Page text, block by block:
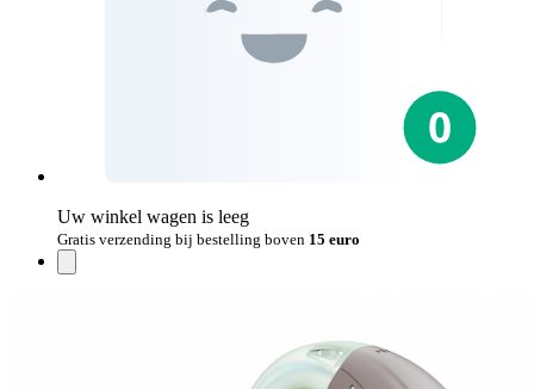
Uw winkel wagen is leeg
Gratis verzending bij bestelling boven 15 euro